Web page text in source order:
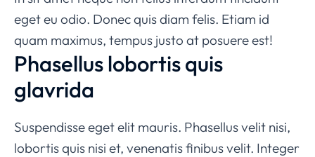
eget eu odio. Donec quis diam felis. Etiam id
quam maximus, tempus justo at posuere est!
Phasellus lobortis quis
glavrida
Suspendisse eget elit mauris. Phasellus velit nisi,
lobortis quis nisi et, venenatis finibus velit. Integer